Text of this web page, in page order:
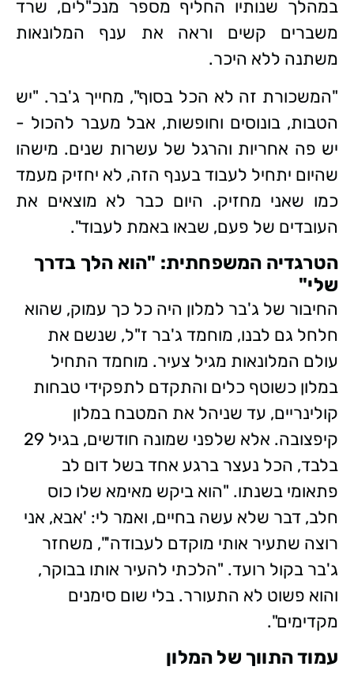
במהלך שנותיו החליף מספר מנכ"לים, שרד
משברים קשים וראה את ענף המלונאות
משתנה ללא היכר.
"המשכורת זה לא הכל בסוף", מחייך ג'בר. "יש
הטבות, בונוסים וחופשות, אבל מעבר להכול -
יש פה אחריות והרגל של עשרות שנים. מישהו
שהיום יתחיל לעבוד בענף הזה, לא יחזיק מעמד
כמו שאני מחזיק. היום כבר לא מוצאים את
העובדים של פעם, שבאו באמת לעבוד".
הטרגדיה המשפחתית: "הוא הלך בדרך
שלי"
החיבור של ג'בר למלון היה כל כך עמוק, שהוא
חלחל גם לבנו, מוחמד ג'בר ז"ל, שנשם את
עולם המלונאות מגיל צעיר. מוחמד התחיל
במלון כשוטף כלים והתקדם לתפקידי טבחות
קולינריים, עד שניהל את המטבח במלון
קיפצובה. אלא שלפני שמונה חודשים, בגיל 29
בלבד, הכל נעצר ברגע אחד בשל דום לב
פתאומי בשנתו. "הוא ביקש מאימא שלו כוס
חלב, דבר שלא עשה בחיים, ואמר לי: 'אבא, אני
רוצה שתעיר אותי מוקדם לעבודה'", משחזר
ג'בר בקול רועד. "הלכתי להעיר אותו בבוקר,
והוא פשוט לא התעורר. בלי שום סימנים
מקדימים".
עמוד התווך של המלון